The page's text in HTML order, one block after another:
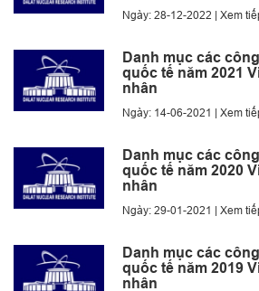
Ngày: 28-12-2022 | Xem
Danh mục các
quốc tế năm 2021
nhân
Ngày: 14-06-2021 | Xem
Danh mục các
quốc tế năm 2020
nhân
Ngày: 29-01-2021 | Xem
Danh mục các
quốc tế năm 2019
nhân